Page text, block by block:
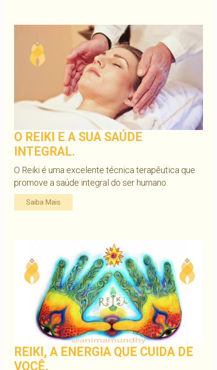
O REIKI E A SUA SAÚDE
INTEGRAL.
O Reiki é uma excelente técnica terapêutica que
promove a saúde integral do ser humano
Saiba Mais
REIKI, A ENERGIA QUE CUIDA DE
VOCÊ.